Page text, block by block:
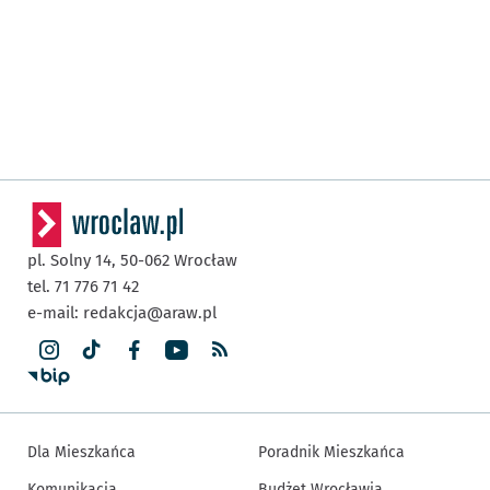
pl. Solny 14, 50-062 Wrocław
tel. 71 776 71 42
e-mail: redakcja@araw.pl
Dla Mieszkańca
Poradnik Mieszkańca